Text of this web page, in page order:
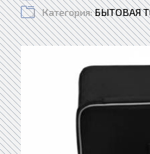
Категория:БЫТОВАЯ